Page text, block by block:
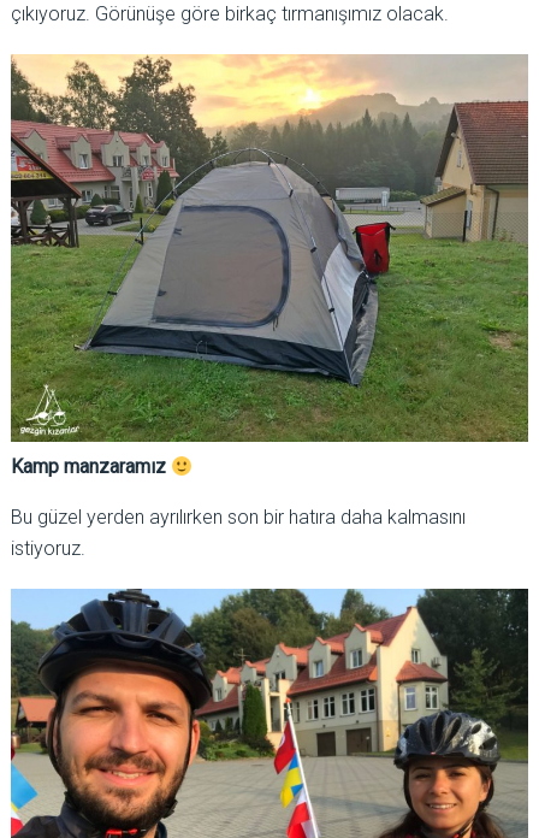
çıkıyoruz. Görünüşe göre birkaç tırmanışımız olacak.
Kamp manzaramız
Bu güzel yerden ayrılırken son bir hatıra daha kalmasını
istiyoruz.